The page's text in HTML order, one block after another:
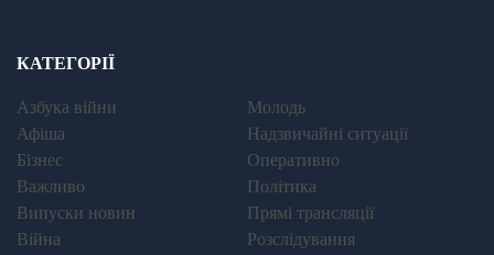
КАТЕГОРІЇ
Азбука війни
Афіша
Бізнес
Важливо
Випуски новин
Війна
Молодь
Надзвичайні ситуації
Оперативно
Політика
Прямі трансляції
Розслідування